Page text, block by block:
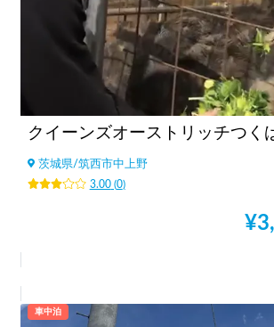
クイーンズオーストリッチつく
茨城県/筑西市中上野
3.00(0)
¥
車中泊